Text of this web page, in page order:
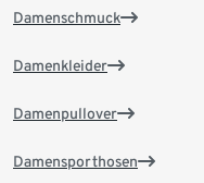
Damenschmuck
Damenkleider
Damenpullover
Damensporthosen